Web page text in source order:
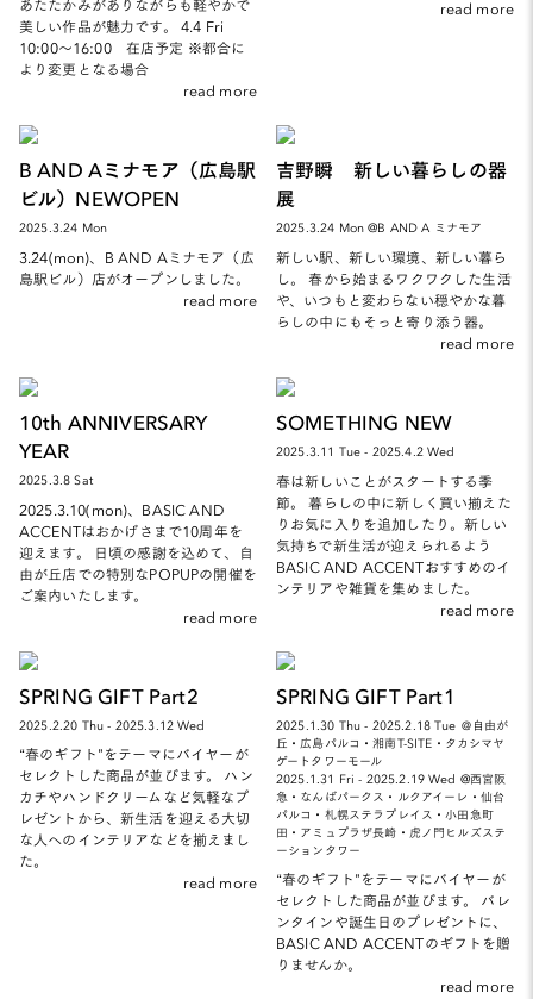
美しい作品が魅力です。 4.4 Fri
10:00～16:00 在店予定 ※都合に
より変更となる場合
read more
read more
B AND Aミナモア（広島駅
ビル）NEWOPEN
2025.3.24 Mon
3.24(mon)、B AND Aミナモア（広
島駅ビル）店がオープンしました。
read more
吉野瞬 新しい暮らしの器
展
2025.3.24 Mon @B AND A ミナモア
新しい駅、新しい環境、新しい暮ら
し。 春から始まるワクワクした生活
や、いつもと変わらない穏やかな暮
らしの中にもそっと寄り添う器。
read more
10th ANNIVERSARY
YEAR
2025.3.8 Sat
2025.3.10(mon)、BASIC AND
ACCENTはおかげさまで10周年を
迎えます。 日頃の感謝を込めて、自
由が丘店での特別なPOPUPの開催を
ご案内いたします。
read more
SOMETHING NEW
2025.3.11 Tue - 2025.4.2 Wed
春は新しいことがスタートする季
節。 暮らしの中に新しく買い揃えた
りお気に入りを追加したり。新しい
気持ちで新生活が迎えられるよう
BASIC AND ACCENTおすすめのイ
ンテリアや雑貨を集めました。
read more
SPRING GIFT Part2
2025.2.20 Thu - 2025.3.12 Wed
“春のギフト”をテーマにバイヤーが
セレクトした商品が並びます。 ハン
カチやハンドクリームなど気軽なプ
レゼントから、新生活を迎える大切
な人へのインテリアなどを揃えまし
た。
read more
SPRING GIFT Part1
2025.1.30 Thu - 2025.2.18 Tue ＠自由が
丘・広島パルコ・湘南T-SITE・タカシマヤ
ゲートタワーモール
2025.1.31 Fri - 2025.2.19 Wed @西宮阪
急・なんばパークス・ルクアイーレ・仙台
パルコ・札幌ステラプレイス・小田急町
田・アミュプラザ長崎・虎ノ門ヒルズステ
ーションタワー
“春のギフト”をテーマにバイヤーが
セレクトした商品が並びます。 バレ
ンタインや誕生日のプレゼントに、
BASIC AND ACCENTのギフトを贈
りませんか。
read more